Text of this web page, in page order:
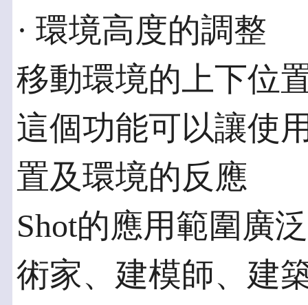
· 環境高度的調整
移動環境的上下位
這個功能可以讓使
置及環境的反應
Shot的應用範圍廣
術家、建模師、建